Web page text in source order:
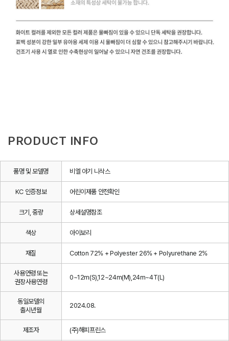
PRODUCT INFO
품명 및 모델명 비엘 아기 니삭스
KC 인증정보 어린이제품 안전확인
크기, 중량 상세설명참조
색상 아이보리
재질 Cotton 72% + Polyester 26% + Polyurethane 2%
사용연령 또는
권장사용연령
0~12m(S),12~24m(M),24m~4T(L)
동일모델의
출시년월
2024.08.
제조자 (주)해피프린스